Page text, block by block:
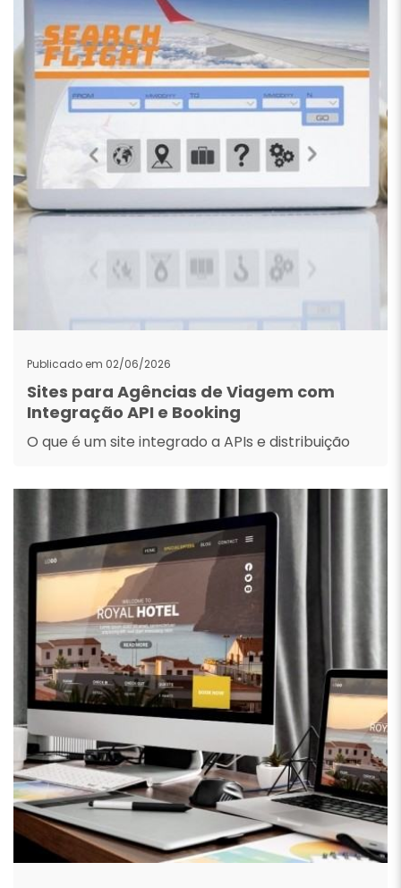
Publicado em 02/06/2026
Sites para Agências de Viagem com
Integração API e Booking
O que é um site integrado a APIs e distribuição